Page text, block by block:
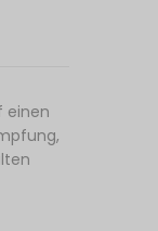
einen